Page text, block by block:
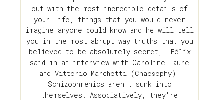
out with the most incredible details of
your life, things that you would never
imagine anyone could know and he will tell
you in the most abrupt way truths that you
believed to be absolutely secret," Félix
said in an interview with Caroline Laure
and Vittorio Marchetti (Chaosophy).
Schizophrenics aren't sunk into
themselves. Associatively, they're